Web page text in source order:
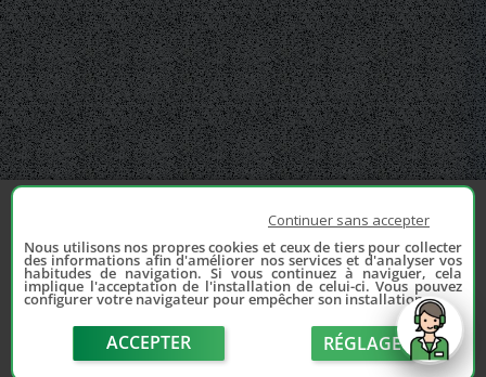
Continuer sans accepter
Nous utilisons nos propres cookies et ceux de tiers pour collecter
des informations afin d'améliorer nos services et d'analyser vos
habitudes de navigation. Si vous continuez à naviguer, cela
implique l'acceptation de l'installation de celui-ci. Vous pouvez
configurer votre navigateur pour empêcher son installation.
ACCEPTER RÉGLAGE